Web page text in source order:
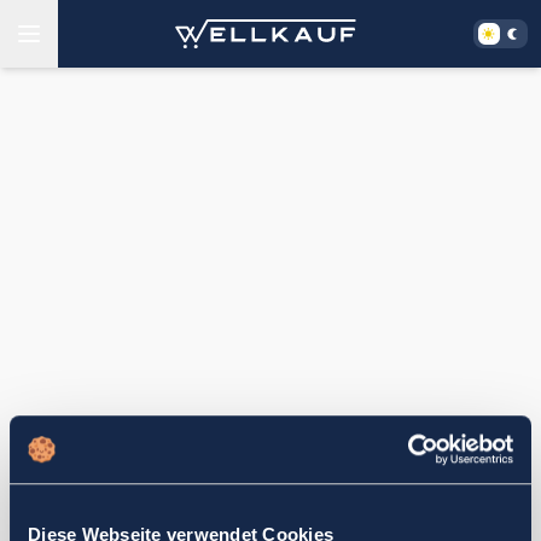
Diese Webseite verwendet Cookies